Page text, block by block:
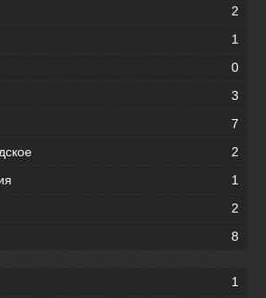
2
1
0
3
7
2
1
2
8
1